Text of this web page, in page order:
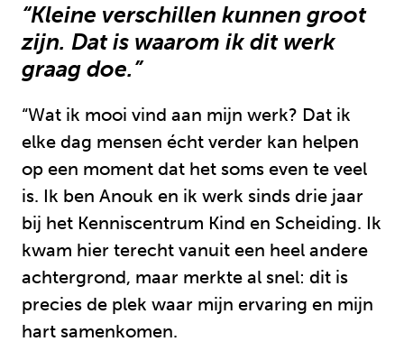
“Kleine verschillen kunnen groot
zijn. Dat is waarom ik dit werk
graag doe.”
“Wat ik mooi vind aan mijn werk? Dat ik
elke dag mensen écht verder kan helpen
op een moment dat het soms even te veel
is. Ik ben Anouk en ik werk sinds drie jaar
bij het Kenniscentrum Kind en Scheiding. Ik
kwam hier terecht vanuit een heel andere
achtergrond, maar merkte al snel: dit is
precies de plek waar mijn ervaring en mijn
hart samenkomen.